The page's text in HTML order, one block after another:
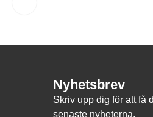
Nyhetsbrev
Skriv upp dig för att få
senaste nyheterna.